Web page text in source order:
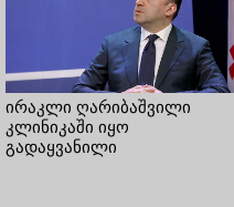
ირაკლი ღარიბაშვილი
კლინიკაში იყო
გადაყვანილი